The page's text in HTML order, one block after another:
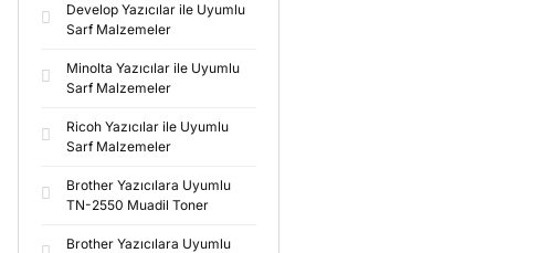
Develop Yazıcılar ile Uyumlu
Sarf Malzemeler
Minolta Yazıcılar ile Uyumlu
Sarf Malzemeler
Ricoh Yazıcılar ile Uyumlu
Sarf Malzemeler
Brother Yazıcılara Uyumlu
TN-2550 Muadil Toner
Brother Yazıcılara Uyumlu